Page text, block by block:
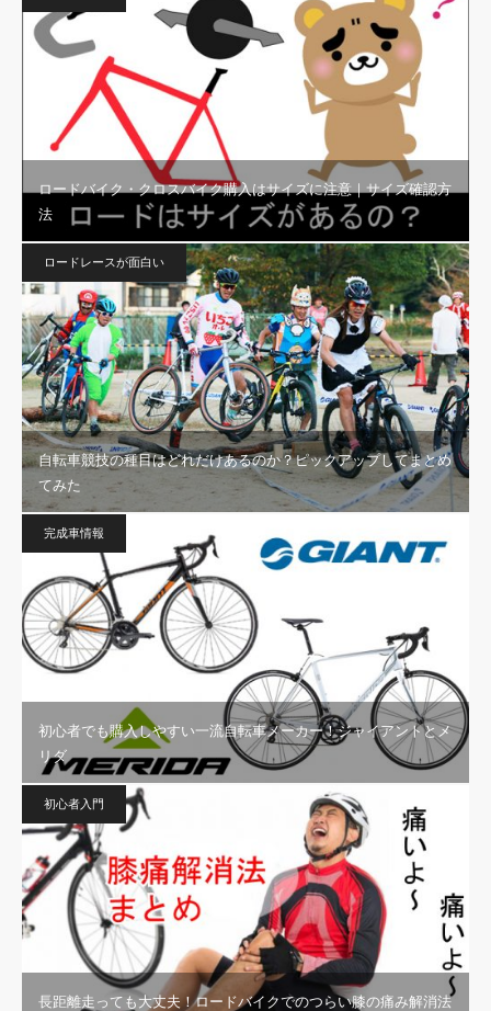
ロードバイク・クロスバイク購入はサイズに注意｜サイズ確認方
法
ロードレースが面白い
自転車競技の種目はどれだけあるのか？ピックアップしてまとめ
てみた
完成車情報
初心者でも購入しやすい一流自転車メーカー！ジャイアントとメ
リダ
初心者入門
長距離走っても大丈夫！ロードバイクでのつらい膝の痛み解消法